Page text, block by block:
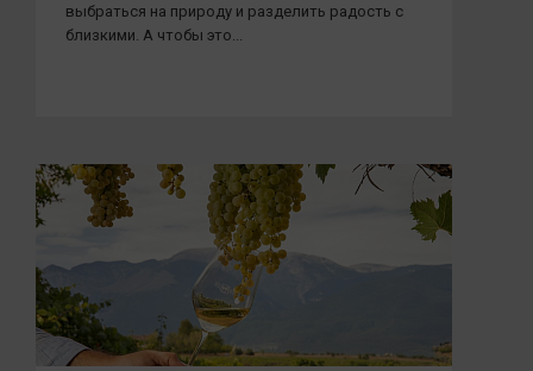
выбраться на природу и разделить радость с
близкими. А чтобы это...